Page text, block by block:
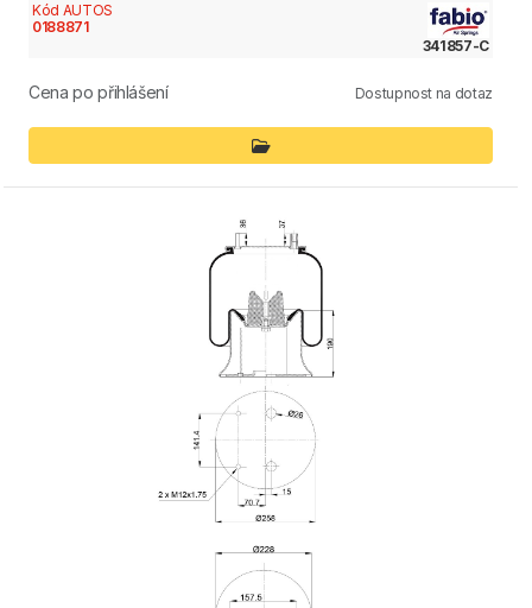
Kód AUTOS
0188871
341857-C
Cena po přihlášení Dostupnost na dotaz